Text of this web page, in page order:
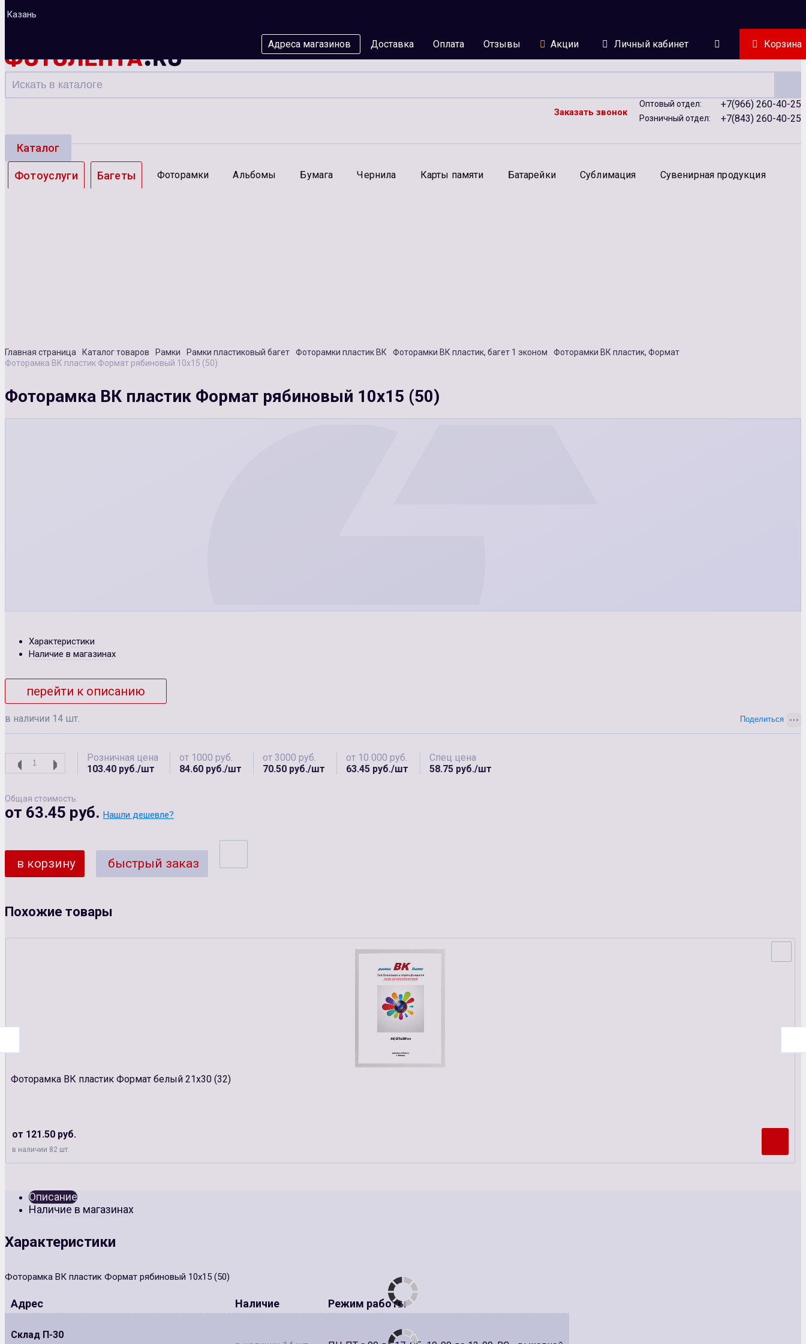
Казань
Адреса магазинов Доставка Оплата Отзывы Акции Личный кабинет Корзина
Заказать звонок
Оптовый отдел: +7(966) 260-40-25
Розничный отдел: +7(843) 260-40-25
Каталог
Фотоуслуги Багеты Фоторамки Альбомы Бумага Чернила Карты памяти Батарейки Сублимация Сувенирная продукция
Главная страница Каталог товаров Рамки Рамки пластиковый багет Фоторамки пластик ВК Фоторамки ВК пластик, багет 1 эконом
Фоторамки ВК пластик, Формат
Фоторамка ВК пластик Формат рябиновый 10х15 (50)
Фоторамка ВК пластик Формат рябиновый 10х15 (50)
Характеристики
Наличие в магазинах
перейти к описанию
в наличии 14 шт.
Розничная цена
103.40 руб./шт
от 1000 руб.
84.60 руб./шт
от 3000 руб.
70.50 руб./шт
от 10 000 руб.
63.45 руб./шт
Спец цена
58.75 руб./шт
Общая стоимость:
от 63.45 руб. Нашли дешевле?
в корзину быстрый заказ
Похожие товары
Фоторамка ВК пластик Формат белый 21х30 (32)
от 121.50 руб.
в наличии 82 шт.
Описание
Наличие в магазинах
Характеристики
Фоторамка ВК пластик Формат рябиновый 10х15 (50)
Адрес Наличие Режим работы
Склад П-30